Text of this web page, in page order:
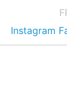
Instagram